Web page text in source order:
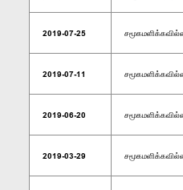
2019-07-25
2019-07-11
2019-06-20
2019-03-29